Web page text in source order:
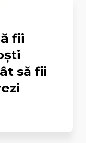
fii
să fii